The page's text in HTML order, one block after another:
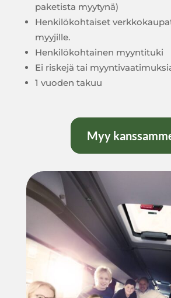
paketista myytynä)
Henkilökohtaiset
myyjille.
Henkilökohtainen myyntituki
Ei riskejä tai
1 vuoden takuu
Myy